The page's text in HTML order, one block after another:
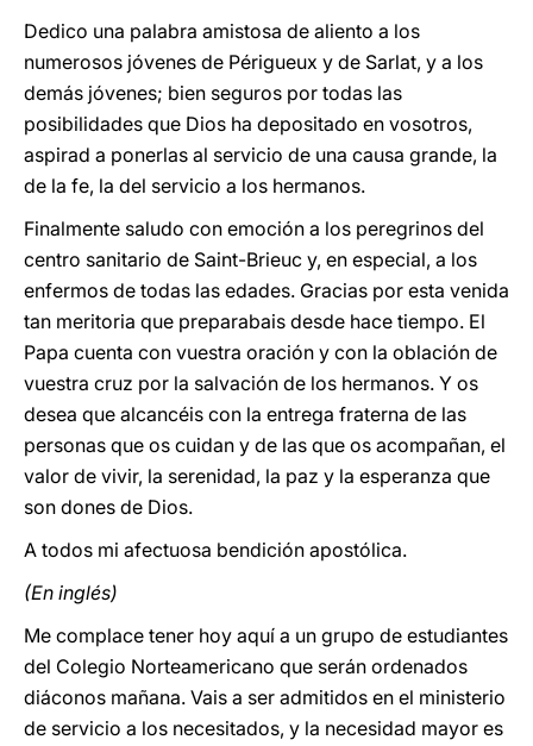
Dedico una palabra amistosa de aliento a los
numerosos jóvenes de Périgueux y de Sarlat, y a los
demás jóvenes; bien seguros por todas las
posibilidades que Dios ha depositado en vosotros,
aspirad a ponerlas al servicio de una causa grande, la
de la fe, la del servicio a los hermanos.
Finalmente saludo con emoción a los peregrinos del
centro sanitario de Saint-Brieuc y, en especial, a los
enfermos de todas las edades. Gracias por esta venida
tan meritoria que preparabais desde hace tiempo. El
Papa cuenta con vuestra oración y con la oblación de
vuestra cruz por la salvación de los hermanos. Y os
desea que alcancéis con la entrega fraterna de las
personas que os cuidan y de las que os acompañan, el
valor de vivir, la serenidad, la paz y la esperanza que
son dones de Dios.
A todos mi afectuosa bendición apostólica.
(En inglés)
Me complace tener hoy aquí a un grupo de estudiantes
del Colegio Norteamericano que serán ordenados
diáconos mañana. Vais a ser admitidos en el ministerio
de servicio a los necesitados, y la necesidad mayor es